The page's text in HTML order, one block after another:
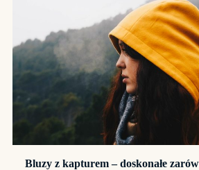
Bluzy z kapturem – doskonałe